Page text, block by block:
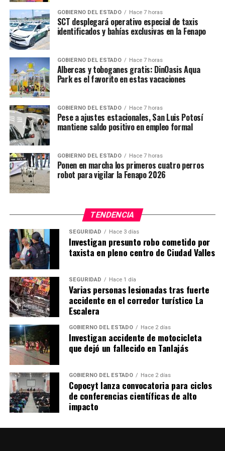
TEMAS RELACIONADOS
YA VIENE
Asaltantes “pegan” otra vez en gasolinera Los Grillitos
NO TE PIERDAS
Condenan a pena de prisión a Eduardo “Cayeyo”
GOBIERNO DEL ESTADO Hace 7 horas
SCT desplegará operativo especial de taxis
identificados y bahías exclusivas en la Fenapo
GOBIERNO DEL ESTADO Hace 7 horas
Albercas y toboganes gratis: DinOasis Aqua
Park es el favorito en estas vacaciones
GOBIERNO DEL ESTADO Hace 7 horas
Pese a ajustes estacionales, San Luis Potosí
mantiene saldo positivo en empleo formal
GOBIERNO DEL ESTADO Hace 7 horas
Ponen en marcha los primeros cuatro perros
robot para vigilar la Fenapo 2026
TENDENCIA
SEGURIDAD Hace 3 días
Investigan presunto robo cometido por
taxista en pleno centro de Ciudad Valles
SEGURIDAD Hace 1 día
Varias personas lesionadas tras fuerte
accidente en el corredor turístico La
Escalera
GOBIERNO DEL ESTADO Hace 2 días
Investigan accidente de motocicleta
que dejó un fallecido en Tanlajás
GOBIERNO DEL ESTADO Hace 2 días
Copocyt lanza convocatoria para ciclos
de conferencias científicas de alto
impacto